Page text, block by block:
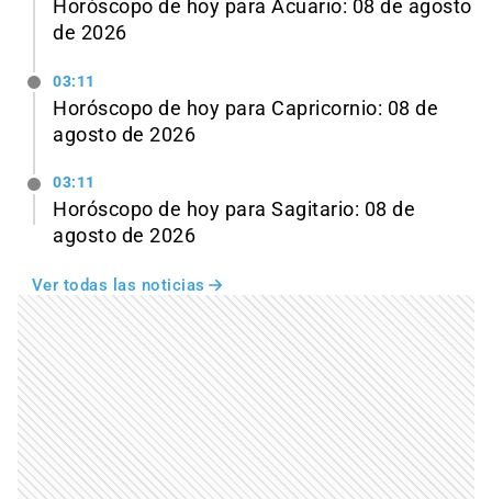
Horóscopo de hoy para Acuario: 08 de agosto
de 2026
03:11
Horóscopo de hoy para Capricornio: 08 de
agosto de 2026
03:11
Horóscopo de hoy para Sagitario: 08 de
agosto de 2026
Ver todas las noticias